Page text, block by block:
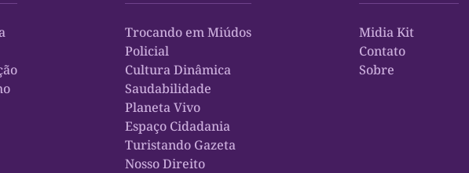
Trocando em Miúdos
Policial
Cultura Dinâmica
Saudabilidade
Planeta Vivo
Espaço Cidadania
Turistando Gazeta
Nosso Direito
Midia Kit
Contato
Sobre